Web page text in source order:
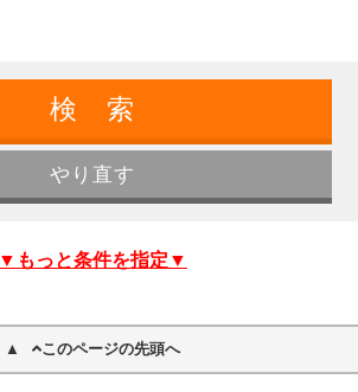
▼もっと条件を指定▼
このページの先頭へ